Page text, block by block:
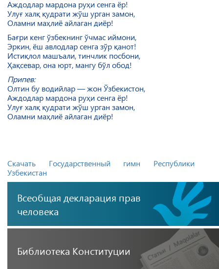
Аждодлар мардона руҳи сенга ёр!
Улуғ халқ қудрати жўш урган замон,
Оламни маҳлиё айлаган диёр!
Бағри кенг ўзбекнинг ўчмас иймони,
Эркин, ёш авлодлар сенга зўр қанот!
Истиқлол машъали, тинчлик посбони,
Ҳақсевар, она юрт, мангу бўл обод!
Припев:
Олтин бу водийлар — жон Ўзбекистон,
Аждодлар мардона руҳи сенга ёр!
Улуғ халқ қудрати жўш урган замон,
Оламни маҳлиё айлаган диёр!
Скачать Государственный гимн Республики
Узбекистан
Всеобщая декларация прав
человека
Библиотека Конституции